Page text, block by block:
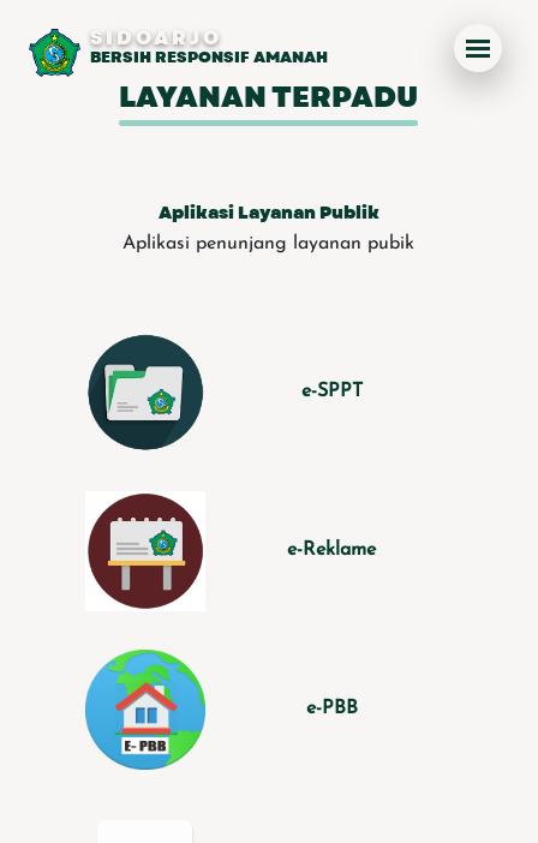
SIDOARJO
BERSIH RESPONSIF AMANAH
LAYANAN TERPADU
Aplikasi Layanan Publik
Aplikasi penunjang layanan pubik
e-SPPT
e-Reklame
e-PBB